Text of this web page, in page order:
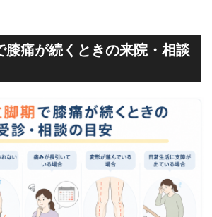
膝痛が続くときの来院・相談